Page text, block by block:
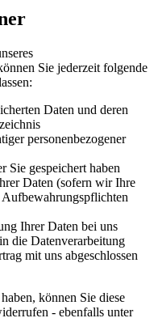
Sie jederzeit folgende
Daten und deren
personenbezogener
Sie gespeichert haben
Daten (sofern wir Ihre
Ihrer Daten bei uns
die Datenverarbeitung
mit uns abgeschlossen
können Sie diese
- ebenfalls unter